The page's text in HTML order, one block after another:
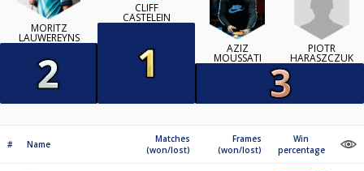
MORITZ
LAUWEREYNS
CLIFF
CASTELEIN
AZIZ
MOUSSATI
PIOTR
HARASZCZUK
# Name
Matches
(won/lost)
Frames
(won/lost)
Win
percentage